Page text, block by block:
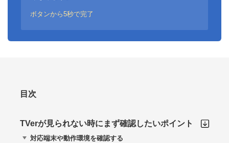
ボタンから5秒で完了
目次
TVerが見られない時にまず確認したいポイント
対応端末や動作環境を確認する